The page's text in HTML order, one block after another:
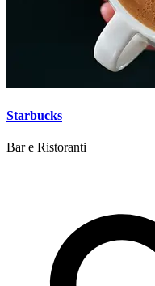
Starbucks
Bar e Ristoranti